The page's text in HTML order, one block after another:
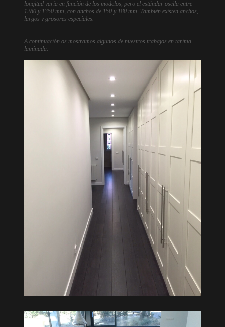
longitud varía en función de los modelos, pero el estándar oscila entre
1280 y 1350 mm, con anchos de 150 y 180 mm. También existen anchos,
largos y grosores especiales.
A continuación os mostramos algunos de nuestros trabajos en tarima
laminada.